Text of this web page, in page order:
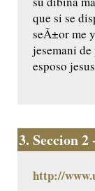
que si se
seÃ±or me
jesemani
esposo
3. Seccion
http://